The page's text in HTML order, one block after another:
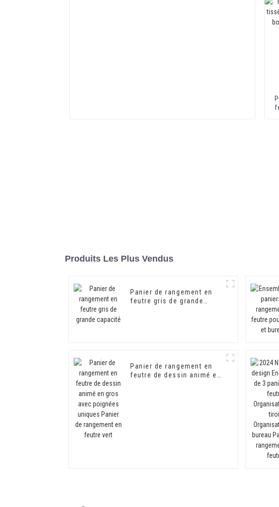
Produits Les Plus Vendus
Panier de rangement en
feutre gris de grande
Panier de rangement en
feutre de dessin animé en